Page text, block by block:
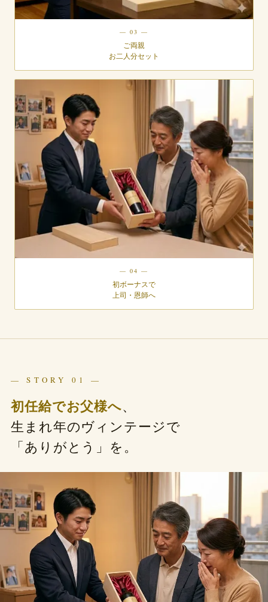
— 03 —
ご両親
お二人分セット
— 04 —
初ボーナスで
上司・恩師へ
— STORY 01 —
初任給でお父様へ、
生まれ年のヴィンテージで
「ありがとう」を。